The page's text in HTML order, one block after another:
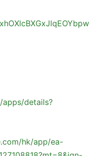
details?
hk/app/ea-